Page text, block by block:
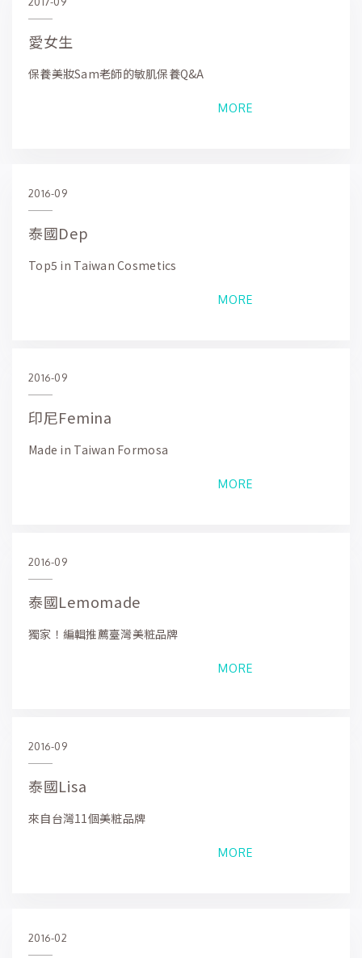
愛女生
保養美妝Sam老師的敏肌保養Q&A
MORE
2016-09
泰國Dep
Top5 in Taiwan Cosmetics
MORE
2016-09
印尼Femina
Made in Taiwan Formosa
MORE
2016-09
泰國Lemomade
獨家！編輯推薦臺灣美粧品牌
MORE
2016-09
泰國Lisa
來自台灣11個美粧品牌
MORE
2016-02